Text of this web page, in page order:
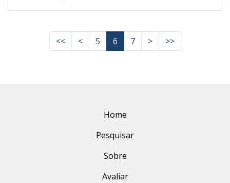
<< < 5 6 7 > >>
Home
Pesquisar
Sobre
Avaliar